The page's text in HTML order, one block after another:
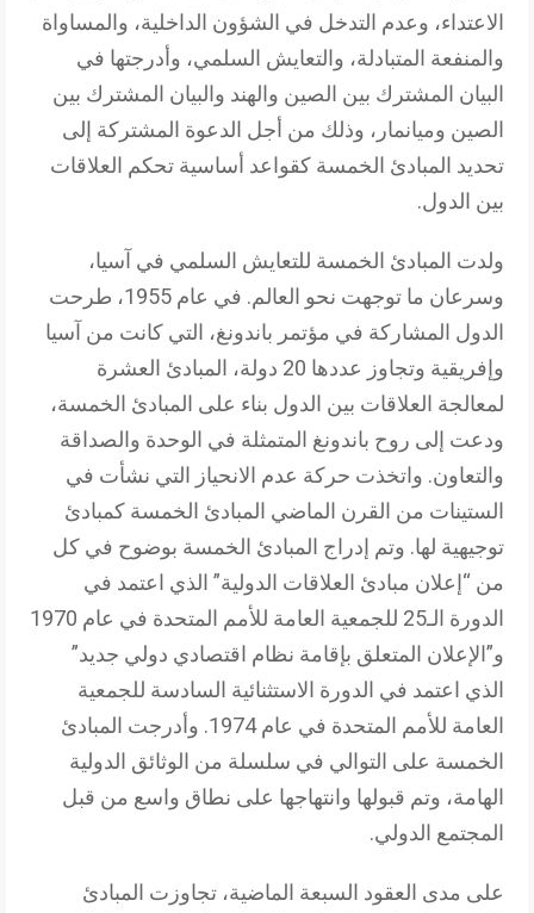
الاعتداء، وعدم التدخل في الشؤون الداخلية، والمساواة
والمنفعة المتبادلة، والتعايش السلمي، وأدرجتها في
البيان المشترك بين الصين والهند والبيان المشترك بين
الصين وميانمار، وذلك من أجل الدعوة المشتركة إلى
تحديد المبادئ الخمسة كقواعد أساسية تحكم العلاقات
بين الدول.
ولدت المبادئ الخمسة للتعايش السلمي في آسيا،
وسرعان ما توجهت نحو العالم. في عام 1955، طرحت
الدول المشاركة في مؤتمر باندونغ، التي كانت من آسيا
وإفريقية وتجاوز عددها 20 دولة، المبادئ العشرة
لمعالجة العلاقات بين الدول بناء على المبادئ الخمسة،
ودعت إلى روح باندونغ المتمثلة في الوحدة والصداقة
والتعاون. واتخذت حركة عدم الانحياز التي نشأت في
الستينات من القرن الماضي المبادئ الخمسة كمبادئ
توجيهية لها. وتم إدراج المبادئ الخمسة بوضوح في كل
من “إعلان مبادئ العلاقات الدولية” الذي اعتمد في
الدورة الـ25 للجمعية العامة للأمم المتحدة في عام 1970
و”الإعلان المتعلق بإقامة نظام اقتصادي دولي جديد”
الذي اعتمد في الدورة الاستثنائية السادسة للجمعية
العامة للأمم المتحدة في عام 1974. وأدرجت المبادئ
الخمسة على التوالي في سلسلة من الوثائق الدولية
الهامة، وتم قبولها وانتهاجها على نطاق واسع من قبل
المجتمع الدولي.
على مدى العقود السبعة الماضية، تجاوزت المبادئ